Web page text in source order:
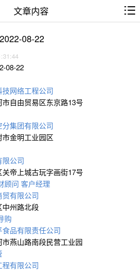
文章内容
08-22
08-22
网络工程公司
自由贸易区东京路13号
集团有限公司
金明工业园区
限公司
帝上城古玩字画街17号
顾问 客户经理
有限公司
州路北段
购
品有限责任公司
燕山路南段民营工业园
有限公司